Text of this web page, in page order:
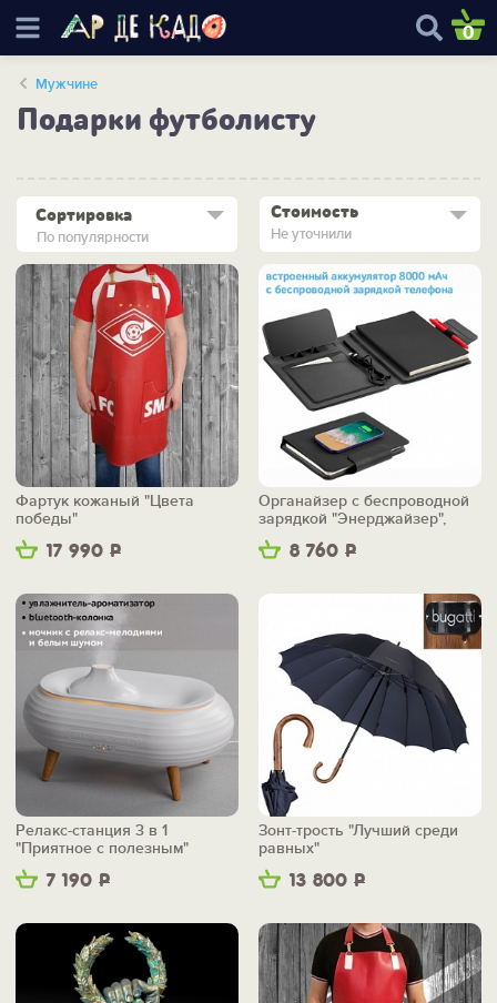
0
Мужчине
Подарки футболисту
По популярности
Сортировка Стоимость
Не уточнили
17 990 Р
Фартук кожаный "Цвета
победы"
8 760 Р
Органайзер с беспроводной
зарядкой "Энерджайзер",
вер.2
7 190 Р
Релакс-станция 3 в 1
"Приятное с полезным"
13 800 Р
Зонт-трость "Лучший среди
равных"